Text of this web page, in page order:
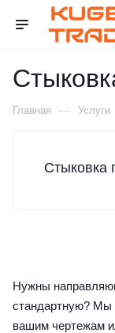
Главная — Услуги
Стыковка
Нужны
стандартную? Мы
вашим чертежам